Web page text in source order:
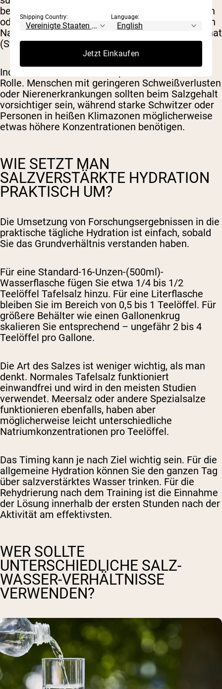
besonders problematisch bei starkem Schwitzen
oder Krankheit, wenn Ihr Körper bereits erheblich
Natrium zusammen mit Flüssigkeiten verloren hat
(Stanhewicz & Kenney, 2015).
Individuelle Unterschiede spielen ebenfalls eine
Rolle. Menschen mit geringeren Schweißverlusten
oder Nierenerkrankungen sollten beim Salzgehalt
vorsichtiger sein, während starke Schwitzer oder
Personen in heißen Klimazonen möglicherweise
etwas höhere Konzentrationen benötigen.
WIE SETZT MAN
SALZVERSTÄRKTE HYDRATION
PRAKTISCH UM?
Die Umsetzung von Forschungsergebnissen in die
praktische tägliche Hydration ist einfach, sobald
Sie das Grundverhältnis verstanden haben.
Für eine Standard-16-Unzen-(500ml)-
Wasserflasche fügen Sie etwa 1/4 bis 1/2
Teelöffel Tafelsalz hinzu. Für eine Literflasche
bleiben Sie im Bereich von 0,5 bis 1 Teelöffel. Für
größere Behälter wie einen Gallonenkrug
skalieren Sie entsprechend – ungefähr 2 bis 4
Teelöffel pro Gallone.
Die Art des Salzes ist weniger wichtig, als man
denkt. Normales Tafelsalz funktioniert
einwandfrei und wird in den meisten Studien
verwendet. Meersalz oder andere Spezialsalze
funktionieren ebenfalls, haben aber
möglicherweise leicht unterschiedliche
Natriumkonzentrationen pro Teelöffel.
Das Timing kann je nach Ziel wichtig sein. Für die
allgemeine Hydration können Sie den ganzen Tag
über salzverstärktes Wasser trinken. Für die
Rehydrierung nach dem Training ist die Einnahme
der Lösung innerhalb der ersten Stunden nach der
Aktivität am effektivsten.
WER SOLLTE
UNTERSCHIEDLICHE SALZ-
WASSER-VERHÄLTNISSE
VERWENDEN?
Shipping Country: Language:
Jetzt Einkaufen